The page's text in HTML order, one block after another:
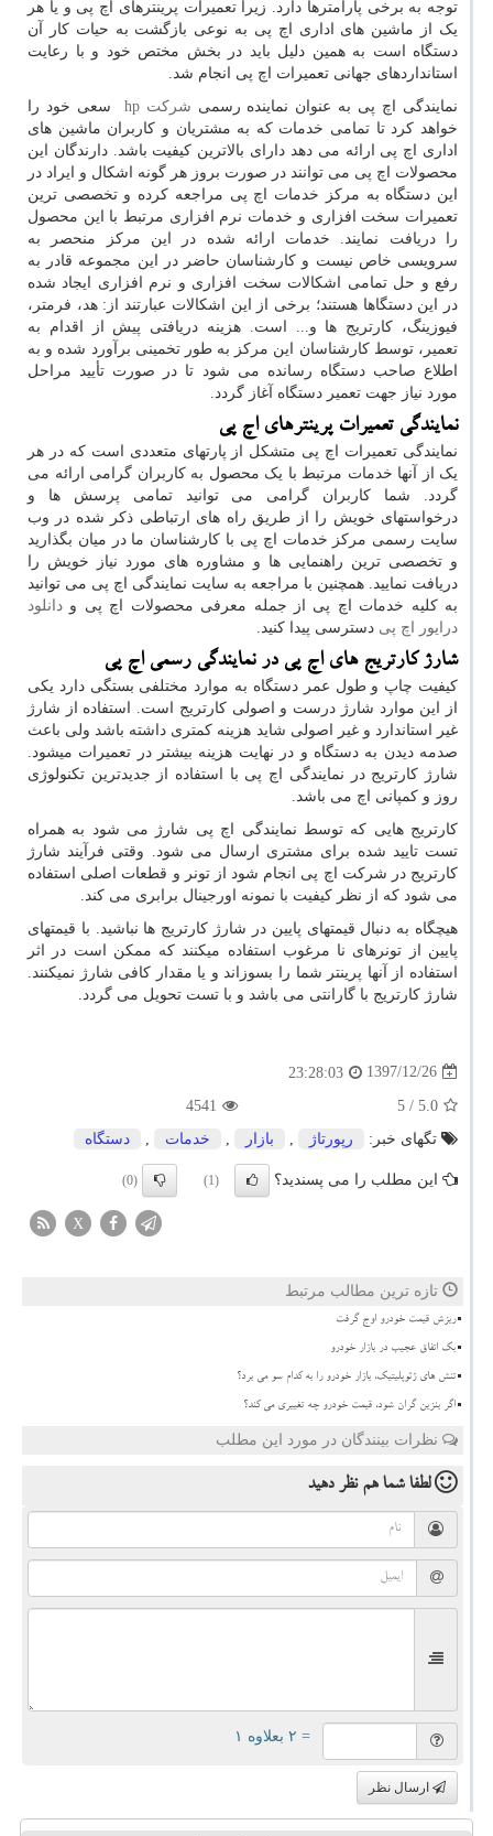
توجه به برخی پارامترها دارد. زیرا تعمیرات پرینترهای اچ پی و یا هر
یک از ماشین های اداری اچ پی به نوعی بازگشت به حیات کار آن
دستگاه است به همین دلیل باید در بخش مختص خود و با رعایت
استانداردهای جهانی تعمیرات اچ پی انجام شد.
نمایندگی اچ پی به عنوان نماینده رسمی شرکتhp سعی خود را
خواهد کرد تا تمامی خدمات که به مشتریان و کاربران ماشین های
اداری اچ پی ارائه می دهد دارای بالاترین کیفیت باشد. دارندگان این
محصولات اچ پی می توانند در صورت بروز هر گونه اشکال و ایراد در
این دستگاه به مرکز خدمات اچ پی مراجعه کرده و تخصصی ترین
تعمیرات سخت افزاری و خدمات نرم افزاری مرتبط با این محصول
را دریافت نمایند. خدمات ارائه شده در این مرکز منحصر به
سرویسی خاص نیست و کارشناسان حاضر در این مجموعه قادر به
رفع و حل تمامی اشکالات سخت افزاری و نرم افزاری ایجاد شده
در این دستگاها هستند؛ برخی از این اشکالات عبارتند از: هد، فرمتر،
فیوزینگ، کارتریج ها و... است. هزینه دریافتی پیش از اقدام به
تعمیر، توسط کارشناسان این مرکز به طور تخمینی برآورد شده و به
اطلاع صاحب دستگاه رسانده می شود تا در صورت تأیید مراحل
مورد نیاز جهت تعمیر دستگاه آغاز گردد.
نمایندگی تعمیرات پرینترهای اچ پی
نمایندگی تعمیرات اچ پی متشکل از پارتهای متعددی است که در هر
یک از آنها خدمات مرتبط با یک محصول به کاربران گرامی ارائه می
گردد. شما کاربران گرامی می توانید تمامی پرسش ها و
درخواستهای خویش را از طریق راه های ارتباطی ذکر شده در وب
سایت رسمی مرکز خدمات اچ پی با کارشناسان ما در میان بگذارید
و تخصصی ترین راهنمایی ها و مشاوره های مورد نیاز خویش را
دریافت نمایید. همچنین با مراجعه به سایت نمایندگی اچ پی می توانید
به کلیه خدمات اچ پی از جمله معرفی محصولات اچ پی و دانلود
درایور اچ پی دسترسی پیدا کنید.
شارژ کارتریج های اچ پی در نمایندگی رسمی اچ پی
کیفیت چاپ و طول عمر دستگاه به موارد مختلفی بستگی دارد یکی
از این موارد شارژ درست و اصولی کارتریج است. استفاده از شارژ
غیر استاندارد و غیر اصولی شاید هزینه کمتری داشته باشد ولی باعث
صدمه دیدن به دستگاه و در نهایت هزینه بیشتر در تعمیرات میشود.
شارژ کارتریج در نمایندگی اچ پی با استفاده از جدیدترین تکنولوژی
روز و کمپانی اچ می باشد.
کارتریج هایی که توسط نمایندگی اچ پی شارژ می شود به همراه
تست تایید شده برای مشتری ارسال می شود. وقتی فرآیند شارژ
کارتریج در شرکت اچ پی انجام شود از تونر و قطعات اصلی استفاده
می شود که از نظر کیفیت با نمونه اورجینال برابری می کند.
هیچگاه به دنبال قیمتهای پایین در شارژ کارتریج ها نباشید. با قیمتهای
پایین از تونرهای نا مرغوب استفاده میکنند که ممکن است در اثر
استفاده از آنها پرینتر شما را بسوزاند و یا مقدار کافی شارژ نمیکنند.
شارژ کارتریج با گارانتی می باشد و با تست تحویل می گردد.
1397/12/26
23:28:03
5.0
/ 5
4541
تگهای خبر:
رپورتاژ , بازار , خدمات , دستگاه
این مطلب را می پسندید؟ (1)
(0)
X
تازه ترین مطالب مرتبط
ریزش قیمت خودرو اوج گرفت
بک اتفاق عجیب در بازار خودرو
تنش های ژئوپلیتیک، بازار خودرو را به کدام سو می برد؟
اگر بنزین گران شود، قیمت خودرو چه تغییری می کند؟
نظرات بینندگان در مورد این مطلب
لطفا شما همنظر دهید
= ۲ بعلاوه ۱
ارسال نظر